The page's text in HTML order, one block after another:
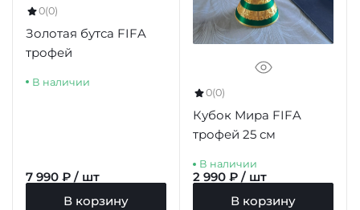
0(0)
Золотая бутса FIFA
трофей
В наличии
7 990 ₽ / шт
В корзину
0(0)
Кубок Мира FIFA
трофей 25 см
В наличии
2 990 ₽ / шт
В корзину